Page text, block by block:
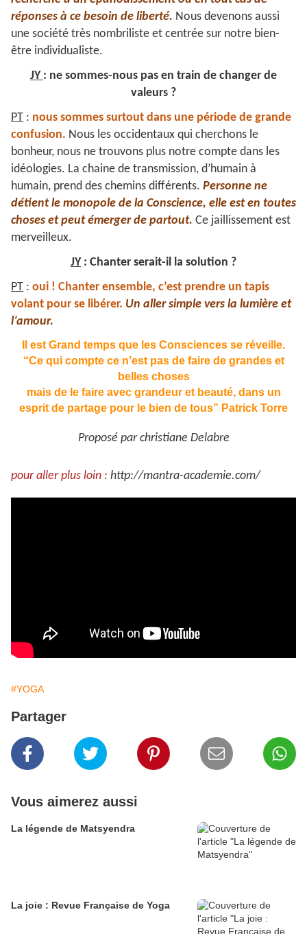
réponses à ce besoin de liberté. Nous devenons aussi
une société très nombriliste et centrée sur notre bien-
être individualiste.
JY : ne sommes-nous pas en train de changer de
valeurs ?
PT : nous sommes surtout dans une période de grande
confusion. Nous les occidentaux qui cherchons le
bonheur, nous ne trouvons plus notre compte dans les
idéologies. La chaine de transmission, d’humain à
humain, prend des chemins différents. Personne ne
détient le monopole de la Conscience, elle est en toutes
choses et peut émerger de partout. Ce jaillissement est
merveilleux.
JY : Chanter serait-il la solution ?
PT : oui ! Chanter ensemble, c’est prendre un tapis
volant pour se libérer. Un aller simple vers la lumière et
l’amour.
Il est Grand temps que les Consciences se réveille.
“Ce qui compte ce n’est pas de faire de grandes et
belles choses
mais de le faire avec grandeur et beauté, dans un
esprit de partage pour le bien de tous” Patrick Torre
Proposé par christiane Delabre
pour aller plus loin : http://mantra-academie.com/
#YOGA
Partager
Vous aimerez aussi
La légende de Matsyendra
La joie : Revue Française de Yoga